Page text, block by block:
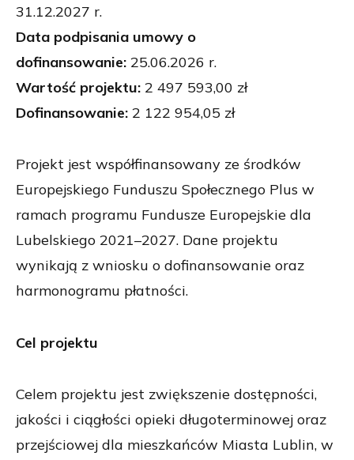
31.12.2027 r.
Data podpisania umowy o
dofinansowanie: 25.06.2026 r.
Wartość projektu: 2 497 593,00 zł
Dofinansowanie: 2 122 954,05 zł
Projekt jest współfinansowany ze środków
Europejskiego Funduszu Społecznego Plus w
ramach programu Fundusze Europejskie dla
Lubelskiego 2021–2027. Dane projektu
wynikają z wniosku o dofinansowanie oraz
harmonogramu płatności.
Cel projektu
Celem projektu jest zwiększenie dostępności,
jakości i ciągłości opieki długoterminowej oraz
przejściowej dla mieszkańców Miasta Lublin, w